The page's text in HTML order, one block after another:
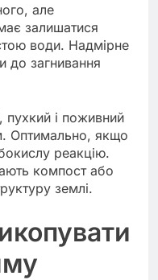
але
залишатися
води. Надмірне
до загнивання
пухкий і поживний
Оптимально, якщо
реакцію.
компост або
землі.